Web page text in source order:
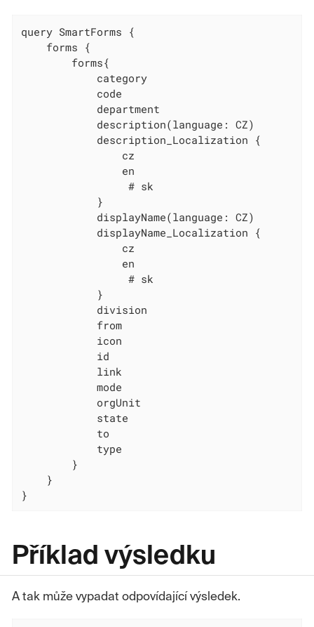
query SmartForms {
    forms {
        forms{
            category
            code
            department
            description(language: CZ)
            description_Localization {
                cz
                en
                 # sk
            }
            displayName(language: CZ)
            displayName_Localization {
                cz
                en
                 # sk
            }
            division
            from
            icon
            id
            link
            mode
            orgUnit
            state
            to
            type
        }
    }
}
Příklad výsledku
A tak může vypadat odpovídající výsledek.